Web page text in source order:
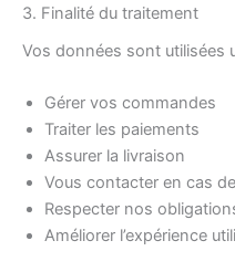
3. Finalité du traitement
Vos données sont utilisées
Gérer vos commandes
Traiter les paiements
Assurer la livraison
Vous contacter en cas
Respecter nos
Améliorer l’expérience